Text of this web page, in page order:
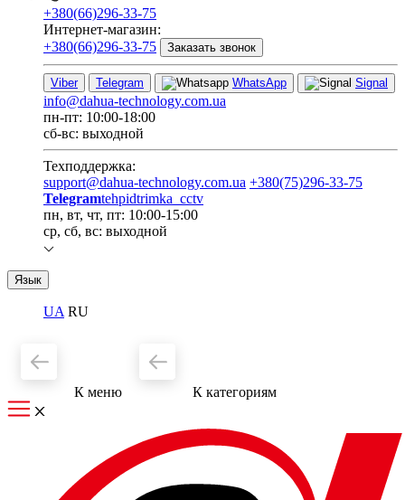
+380(66)296-33-75
Интернет-магазин:
+380(66)296-33-75
Заказать звонок
Viber Telegram WhatsApp Signal
info@dahua-technology.com.ua
пн-пт: 10:00-18:00
сб-вс: выходной
Техподдержка:
support@dahua-technology.com.ua +380(75)296-33-75
Telegramtehpidtrimka_cctv
пн, вт, чт, пт: 10:00-15:00
ср, сб, вс: выходной
Язык
UA RU
К меню К категориям